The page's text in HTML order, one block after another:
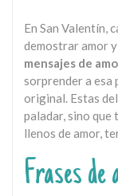
En San Valentín,
demostrar amor
mensajes de
sorprender a esa
original. Estas
paladar, sino que
llenos de amor,
Frases